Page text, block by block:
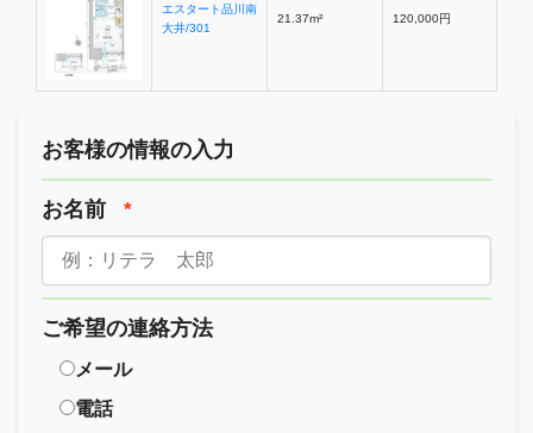
エスタート品川南
大井/301
21.37m² 120,000円
お客様の情報の入力
お名前 *
ご希望の連絡方法
メール
電話